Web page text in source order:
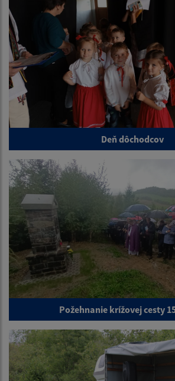
Deň dôchodcov
Požehnanie krížovej cesty